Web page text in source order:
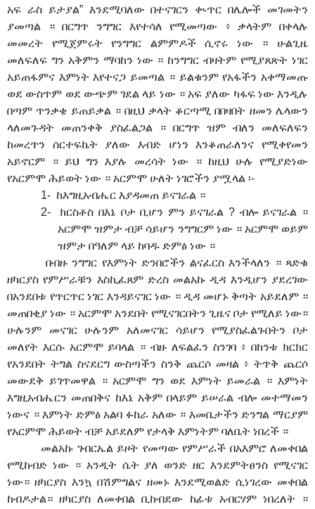
አፍ ራስ ይታያል” እንደሚባለው በተናገርን ቊጥር በሌሎች መገመትን
ያመጣል ። በርግጥ ንግግር እየተሳለ የሚመጣው ፥ ቃላትም በቀላሉ
መመረት የሚጀምሩት የንግግር ልምምዶች ሲኖሩ ነው ። ሁልጊዜ
መለፍለፍ ግን አቅምን ማባከን ነው ። ከንግግር ብዛትም የሚያጸጽት ነገር
አይጠፋምና እምነት እየተናጋ ይመጣል ። ይልቁንም የአፋችን አቀማመጡ
ወደ ውስጥም ወደ ውጭም ገደል ላይ ነው ። አፍ ያለው ካፋፍ ነው እንዲሉ
በጣም ጥንቃቄ ይጠይቃል ። በዚህ ቃላት ቆርጣሚ በበዛበት ዘመን ሌላውን
ላለመጉዳት መጠንቀቅ ያስፈልጋል ። በርግጥ ዝም ብለን መለፍለፍን
ከመረጥን ሰርተፍኬት ያለው እብድ ሆነን እንቆጠራለንና የሚቀየመን
አይኖርም ። ይህ ግን እያሉ መረሳት ነው ። ከዚህ ሁሉ የሚያድነው
የአርምሞ ሕይወት ነው ። አርምሞ ሁለት ነገሮችን ያሟላል ፡-
1- ከእግዚአብሔር እያዳመጠ ይናገራል ።
2- ክርስቶስ በእኔ ቦታ ቢሆን ምን ይናገራል ? ብሎ ይናገራል ።
አርምሞ ዝምታ ብቻ ሳይሆን ንግግርም ነው ። አርምሞ ወይም
ዝምታ በዓለም ላይ ከባዱ ድምፅ ነው ።
በብዙ ንግግር የእምነት ድንበሮችን ልናፈርስ እንችላለን ። ጻድቁ
ዘካርያስ የምሥራቹን እስኪፈጸም ድረስ መልአኩ ዲዳ እንዲሆን ያደረገው
በአንደበቱ የጥርጥር ነገር እንዳይናገር ነው ። ዲዳ መሆኑ ቅጣት አይደለም ።
መጠበቂያ ነው ። አርምሞ አንደበት የሚናገርበትን ጊዜና ቦታ የሚለይ ነው።
ሁሉንም መናገር ሁሉንም አለመናገር ሳይሆን የሚያስፈልጉበትን ቦታ
መለየት እርሱ አርምሞ ይባላል ። ብዙ ለፍልፈን ስንገባ ፥ በከንቱ ክርክር
የአንደበት ትግል ስናደርግ ውስጣችን ስንቅ ጨርሶ መዛል ፥ ትጥቅ ጨርሶ
መውደቅ ይገጥመዋል ። አርምሞ ግን ወደ እምነት ይመራል ። እምነት
እግዚአብሔርን መጠበቅና ከእኔ አቅም በላይም ይሠራል ብሎ መተማመን
ነውና ። እምነት ድምፅ አልባ ፉከራ አለው ። እመቤታችን ድንግል ማርያም
የአርምሞ ሕይወት ብቻ አይደለም የታላቅ እምነትም ባለቤት ነበረች ።
መልአኩ ገብርኤል ይዞት የመጣው የምሥራች በአእምሮ ለመቀበል
የሚከብድ ነው ። አንዲት ሴት ያለ ወንድ ዘር እንደምትፀንስ የሚናገር
ነው። ዘካርያስ እንኳ በሽምግልና ዘመኑ እንደሚወልድ ሲነገረው መቀበል
ከብዶታል። ዘካርያስ ለመቀበል ቢከብደው ከፊቱ አብርሃም ነበረለት ።